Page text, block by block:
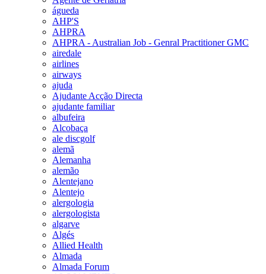
águeda
AHP'S
AHPRA
AHPRA - Australian Job - Genral Practitioner GMC
airedale
airlines
airways
ajuda
Ajudante Acção Directa
ajudante familiar
albufeira
Alcobaça
ale discgolf
alemã
Alemanha
alemão
Alentejano
Alentejo
alergologia
alergologista
algarve
Algés
Allied Health
Almada
Almada Forum